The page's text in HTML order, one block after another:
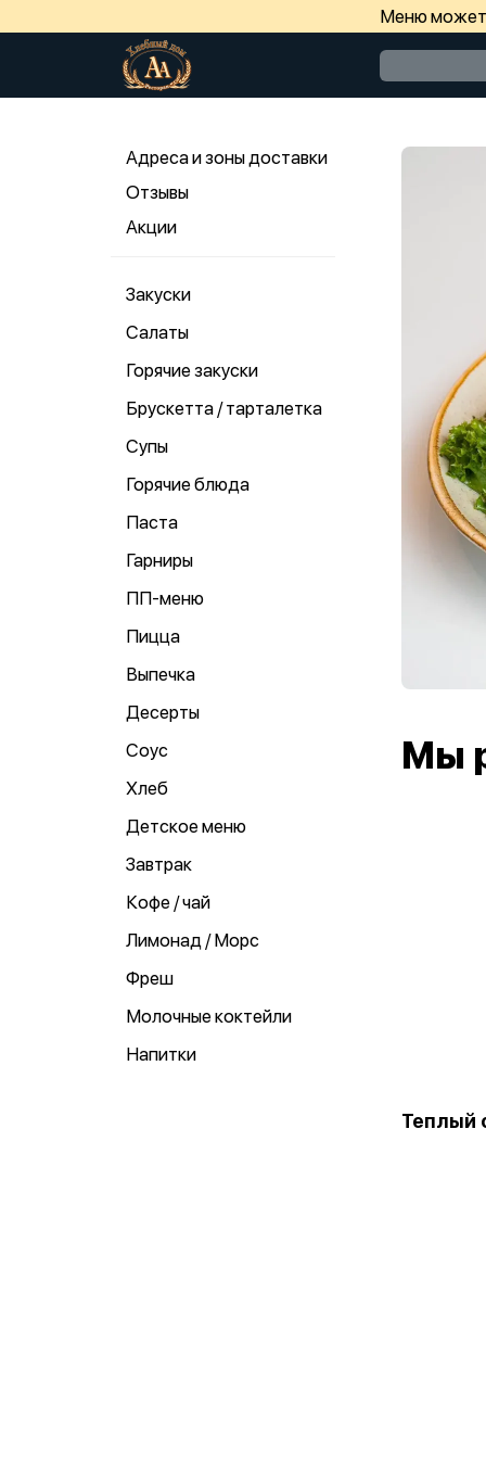
Меню может
Адреса и зоны доставки
Отзывы
Акции
Закуски
Салаты
Горячие закуски
Брускетта / тарталетка
Супы
Горячие блюда
Паста
Гарниры
ПП-меню
Пицца
Выпечка
Десерты
Соус
Хлеб
Детское меню
Завтрак
Кофе / чай
Лимонад / Морс
Фреш
Молочные коктейли
Напитки
Мы
Теплый